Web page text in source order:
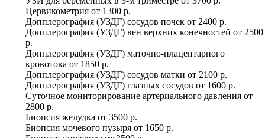
Цервикометрия от 1300 р.
Допплерография (УЗДГ) сосудов почек от 2400 р.
Допплерография (УЗДГ) вен верхних конечностей от 2500
р.
Допплерография (УЗДГ) маточно-плацентарного
кровотока от 1850 р.
Допплерография (УЗДГ) сосудов матки от 2100 р.
Допплерография (УЗДГ) глазных сосудов от 1600 р.
Суточное мониторирование артериального давления от
2800 р.
Биопсия желудка от 3500 р.
Биопсия мочевого пузыря от 1650 р.